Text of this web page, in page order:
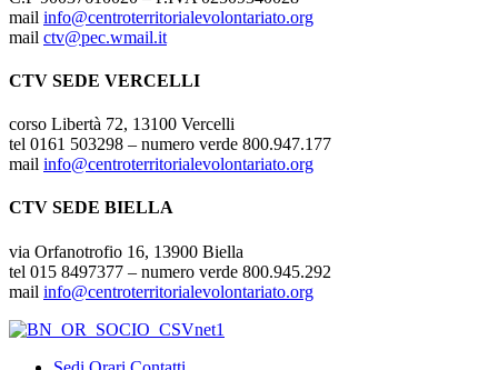
mail info@centroterritorialevolontariato.org
mail ctv@pec.wmail.it
CTV SEDE VERCELLI
corso Libertà 72, 13100 Vercelli
tel 0161 503298 – numero verde 800.947.177
mail info@centroterritorialevolontariato.org
CTV SEDE BIELLA
via Orfanotrofio 16, 13900 Biella
tel 015 8497377 – numero verde 800.945.292
mail info@centroterritorialevolontariato.org